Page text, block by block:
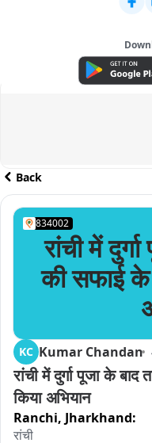
Back
834002
रांची में
की सफाई के
KC Kumar Chandan
रांची में दुर्गा पूजा के बाद
किया अभियान
Ranchi, Jharkhand:
रांची